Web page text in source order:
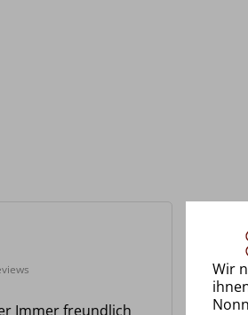
Immer freundlich
Wir